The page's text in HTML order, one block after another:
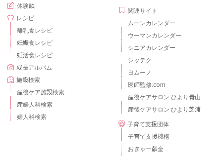
体験談
レシピ
離乳食レシピ
妊娠食レシピ
妊活食レシピ
成長アルバム
施設検索
産後ケア施設検索
産婦人科検索
婦人科検索
関連サイト
ムーンカレンダー
ウーマンカレンダー
シニアカレンダー
シッテク
ヨムーノ
医師監修.com
産後ケアサロン ひより青山
産後ケアサロン ひより芝浦
子育て支援団体
子育て支援機構
おぎゃー献金